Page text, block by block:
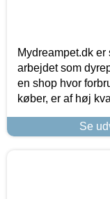
Mydreampet.dk
arbejdet som
en shop hvor
køber, er af høj
Se